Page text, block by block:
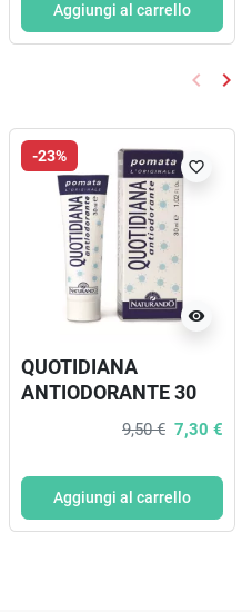
Aggiungi al carrello
keyboard_arrow_left keyboard_arrow_right
-23%
visibility
favorite_border
QUOTIDIANA
ANTIODORANTE 30
9,50 € 7,30 €
Aggiungi al carrello